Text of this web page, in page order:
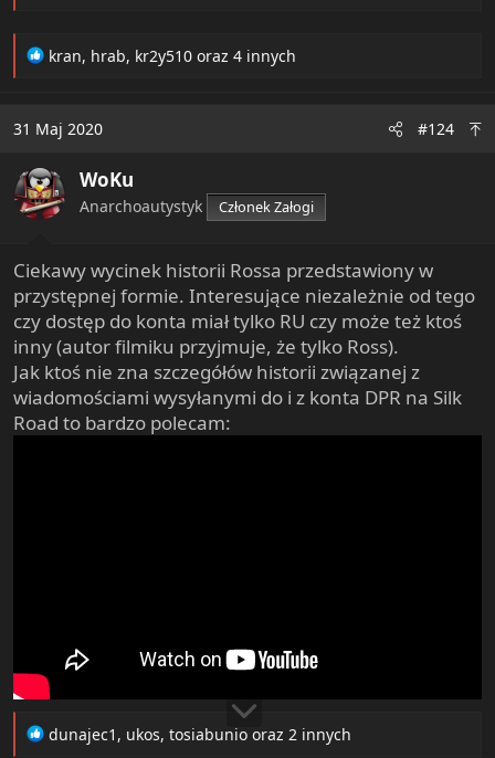
R
t
o
n
s
kran, hrab, kr2y510 oraz 4 innych
31 Maj 2020 #124
WoKu
Anarchoautystyk Członek Załogi
Ciekawy wycinek historii Rossa przedstawiony w
przystępnej formie. Interesujące niezależnie od tego
czy dostęp do konta miał tylko RU czy może też ktoś
inny (autor filmiku przyjmuje, że tylko Ross).
Jak ktoś nie zna szczegółów historii związanej z
wiadomościami wysyłanymi do i z konta DPR na Silk
Road to bardzo polecam:
R
dunajec1 , ukos, tosiabunio oraz 2 innych